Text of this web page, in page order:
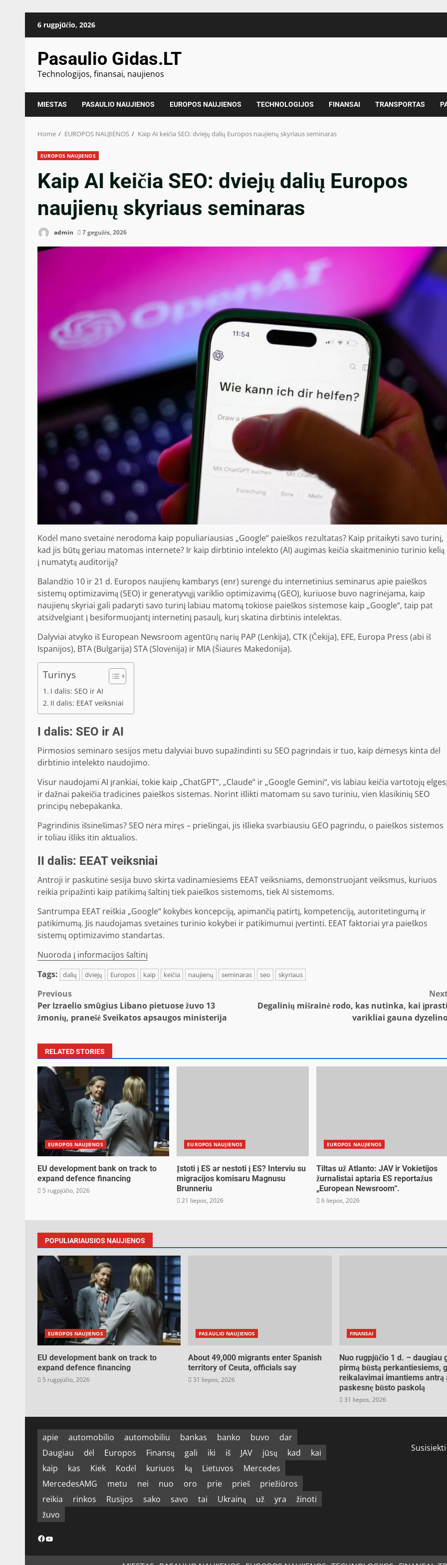
6 rugpjūčio, 2026
Pasaulio Gidas.LT
Technologijos, finansai, naujienos
MIESTAS PASAULIO NAUJIENOS EUROPOS NAUJIENOS TECHNOLOGIJOS FINANSAI TRANSPORTAS
Home EUROPOS NAUJIENOS Kaip AI keičia SEO: dviejų dalių Europos naujienų skyriaus seminaras
EUROPOS NAUJIENOS
Kaip AI keičia SEO: dviejų dalių Europos
naujienų skyriaus seminaras
admin 7 gegužės, 2026
Kodėl mano svetainė nerodoma kaip populiariausias „Google“ paieškos rezultatas? Kaip pritaikyti savo turinį,
kad jis būtų geriau matomas internete? Ir kaip dirbtinio intelekto (AI) augimas keičia skaitmeninio turinio kelią
į numatytą auditoriją?
Balandžio 10 ir 21 d. Europos naujienų kambarys (enr) surengė du internetinius seminarus apie paieškos
sistemų optimizavimą (SEO) ir generatyvųjį variklio optimizavimą (GEO), kuriuose buvo nagrinėjama, kaip
naujienų skyriai gali padaryti savo turinį labiau matomą tokiose paieškos sistemose kaip „Google“, taip pat
atsižvelgiant į besiformuojantį internetinį pasaulį, kurį skatina dirbtinis intelektas.
Dalyviai atvyko iš European Newsroom agentūrų narių PAP (Lenkija), CTK (Čekija), EFE, Europa Press (abi iš
Ispanijos), BTA (Bulgarija) STA (Slovėnija) ir MIA (Šiaurės Makedonija).
Turinys
I dalis: SEO ir AI
II dalis: EEAT veiksniai
I dalis: SEO ir AI
Pirmosios seminaro sesijos metu dalyviai buvo supažindinti su SEO pagrindais ir tuo, kaip dėmesys kinta dėl
dirbtinio intelekto naudojimo.
Visur naudojami AI įrankiai, tokie kaip „ChatGPT“, „Claude“ ir „Google Gemini“, vis labiau keičia vartotojų
ir dažnai pakeičia tradicines paieškos sistemas. Norint išlikti matomam su savo turiniu, vien klasikinių SEO
principų nebepakanka.
Pagrindinis išsinešimas? SEO nėra miręs – priešingai, jis išlieka svarbiausiu GEO pagrindu, o paieškos sistemos
ir toliau išliks itin aktualios.
II dalis: EEAT veiksniai
Antroji ir paskutinė sesija buvo skirta vadinamiesiems EEAT veiksniams, demonstruojant veiksmus, kuriuos
reikia pripažinti kaip patikimą šaltinį tiek paieškos sistemoms, tiek AI sistemoms.
Santrumpa EEAT reiškia „Google“ kokybės koncepciją, apimančią patirtį, kompetenciją, autoritetingumą ir
patikimumą. Jis naudojamas svetainės turinio kokybei ir patikimumui įvertinti. EEAT faktoriai yra paieškos
sistemų optimizavimo standartas.
Nuoroda į informacijos šaltinį
Tags:
dalių dviejų Europos kaip keičia naujienų seminaras seo skyriaus
Post
navigation
Previous
Per Izraelio smūgius Libano pietuose žuvo 13
žmonių, pranešė Sveikatos apsaugos ministerija
Degalinių mišrainė rodo, kas nutinka, kai
varikliai gauna
RELATED STORIES
EUROPOS NAUJIENOS
EU development bank on track to
expand defence financing
5 rugpjūčio, 2026
EUROPOS NAUJIENOS
Įstoti į ES ar nestoti į ES? Interviu su
migracijos komisaru Magnusu
Brunneriu
21 liepos, 2026
EUROPOS NAUJIENOS
Tiltas už Atlanto: JAV ir Vokietijos
žurnalistai aptaria ES reportažus
„European Newsroom“.
6 liepos, 2026
POPULIARIAUSIOS NAUJIENOS
EUROPOS NAUJIENOS
EU development bank on track to
expand defence financing
5 rugpjūčio, 2026
PASAULIO NAUJIENOS
About 49,000 migrants enter Spanish
territory of Ceuta, officials say
31 liepos, 2026
FINANSAI
Nuo rugpjūčio 1 d. – daugiau
pirmą būstą perkantiesiems,
reikalavimai imantiems antrą
paskesnę būsto paskolą
31 liepos, 2026
apie automobilio automobiliu bankas banko buvo
dar
Daugiau
dėl Europos Finansų gali iki iš JAV jūsų kad
kai
kaip
kas Kiek Kodėl kuriuos ką Lietuvos
Mercedes
MercedesAMG
metu nei nuo oro prie prieš
priežiūros
reikia
rinkos Rusijos sako savo tai Ukrainą už yra
žinoti
žuvo
Facebook
YouTube